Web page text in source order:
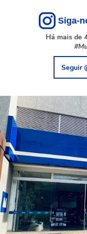
Siga-
Há mais de
Seguir